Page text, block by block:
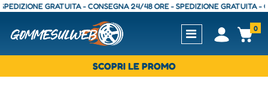
GRATUITA - CONSEGNA 24/48 ORE - SPEDIZIONE GRATUITA -
Open0
SCOPRI LE PROMO